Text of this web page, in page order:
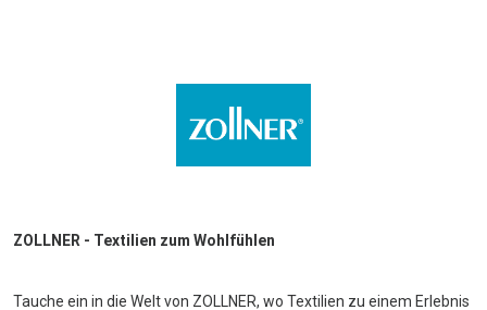
ZOLLNER - Textilien zum Wohlfühlen
Tauche ein in die Welt von ZOLLNER, wo Textilien zu einem Erlebnis